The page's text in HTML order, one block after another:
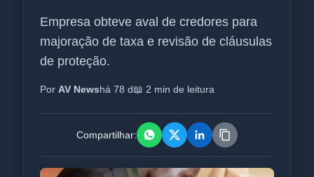
Empresa obteve aval de credores para
majoração de taxa e revisão de cláusulas
de proteção.
Por AV Newshá 78 d📖 2 min de leitura
Compartilhar: